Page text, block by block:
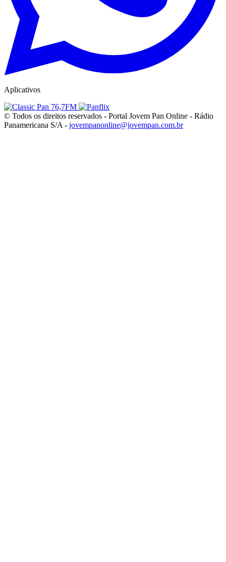
Aplicativos
© Todos os direitos reservados - Portal Jovem Pan Online - Rádio
Panamericana S/A - jovempanonline@jovempan.com.br